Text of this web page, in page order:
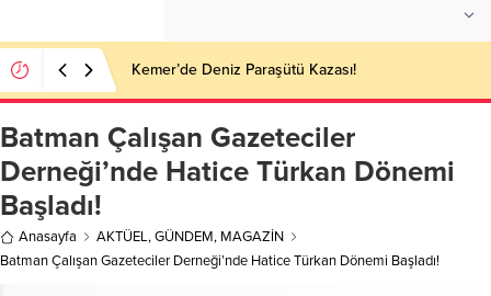
Kemer’de Deniz Paraşütü Kazası!
Batman Çalışan Gazeteciler
Derneği’nde Hatice Türkan Dönemi
Başladı!
Anasayfa AKTÜEL,GÜNDEM, MAGAZİN
Batman Çalışan Gazeteciler Derneği’nde Hatice Türkan Dönemi Başladı!